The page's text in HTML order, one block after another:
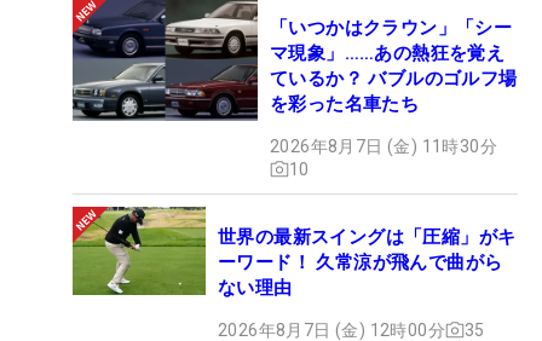
「いつかはクラウン」「シー
マ現象」……あの熱狂を覚え
ているか？ バブルのゴルフ場
を彩った名車たち
2026年8月7日 (金) 11時30分
10
世界の最新スイングは「圧縮」がキ
ーワード！ 久常涼が飛んで曲がら
ない理由
2026年8月7日 (金) 12時00分 35